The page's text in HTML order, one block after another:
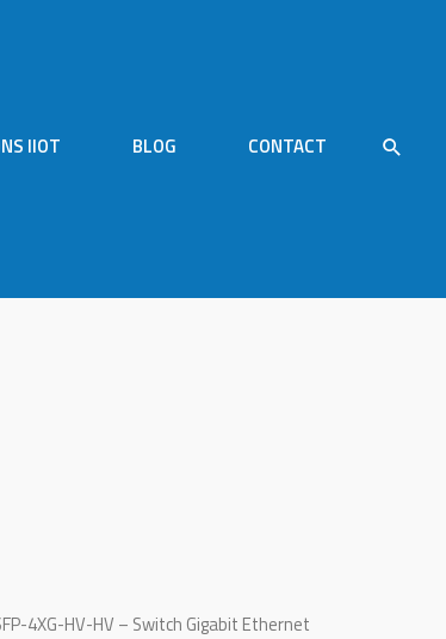
IIOT BLOG CONTACT
4XG-HV-HV – Switch Gigabit Ethernet